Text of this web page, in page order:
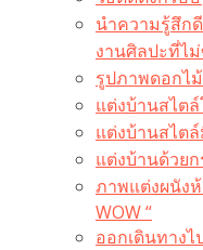
นำความรู้สึก
งานศิลปะที่ไ
รูปภาพดอกไ
แต่งบ้านสไต
แต่งบ้านสไต
แต่งบ้านด้วย
ภาพแต่งผนัง
WOW “
ออกเดินทางไ